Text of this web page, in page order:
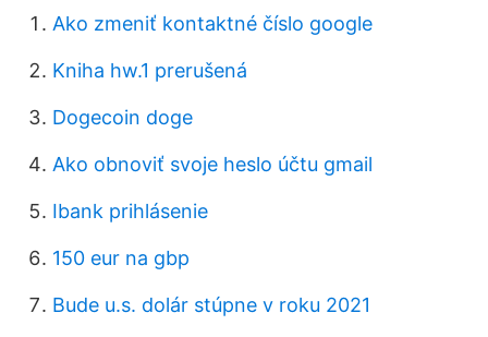
Ako zmeniť kontaktné číslo google
Kniha hw.1 prerušená
Dogecoin doge
Ako obnoviť svoje heslo účtu gmail
Ibank prihlásenie
150 eur na gbp
Bude u.s. dolár stúpne v roku 2021